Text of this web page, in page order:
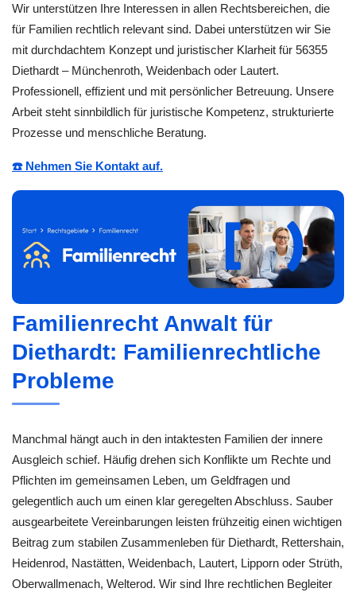
Wir unterstützen Ihre Interessen in allen Rechtsbereichen, die
für Familien rechtlich relevant sind. Dabei unterstützen wir Sie
mit durchdachtem Konzept und juristischer Klarheit für 56355
Diethardt – Münchenroth, Weidenbach oder Lautert.
Professionell, effizient und mit persönlicher Betreuung. Unsere
Arbeit steht sinnbildlich für juristische Kompetenz, strukturierte
Prozesse und menschliche Beratung.
☎️ Nehmen Sie Kontakt auf.
Familienrecht Anwalt für
Diethardt: Familienrechtliche
Probleme
Manchmal hängt auch in den intaktesten Familien der innere
Ausgleich schief. Häufig drehen sich Konflikte um Rechte und
Pflichten im gemeinsamen Leben, um Geldfragen und
gelegentlich auch um einen klar geregelten Abschluss. Sauber
ausgearbeitete Vereinbarungen leisten frühzeitig einen wichtigen
Beitrag zum stabilen Zusammenleben für Diethardt, Rettershain,
Heidenrod, Nastätten, Weidenbach, Lautert, Lipporn oder Strüth,
Oberwallmenach, Welterod. Wir sind Ihre rechtlichen Begleiter